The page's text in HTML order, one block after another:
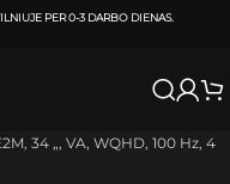
PER0-3 DARBO DIENAS.
34 „, VA, WQHD, 100 Hz, 4